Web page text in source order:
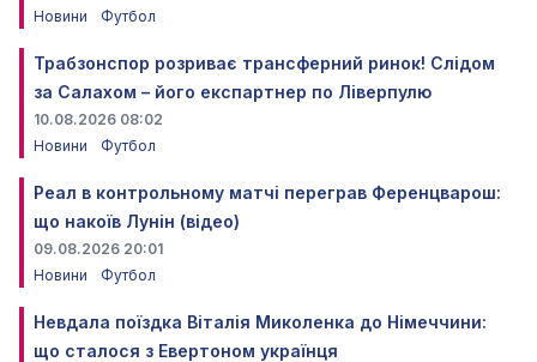
Новини
Футбол
Трабзонспор розриває трансферний ринок! Слідом
за Салахом – його експартнер по Ліверпулю
10.08.2026 08:02
Новини
Футбол
Реал в контрольному матчі переграв Ференцварош:
що накоїв Лунін (відео)
09.08.2026 20:01
Новини
Футбол
Невдала поїздка Віталія Миколенка до Німеччини:
що сталося з Евертоном українця